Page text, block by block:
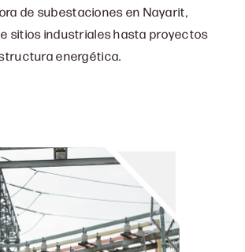
de subestaciones en Nayarit,
sitios industriales hasta proyectos
energética.